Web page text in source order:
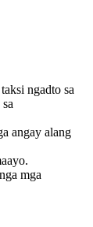
ngadto sa
angay alang
mga